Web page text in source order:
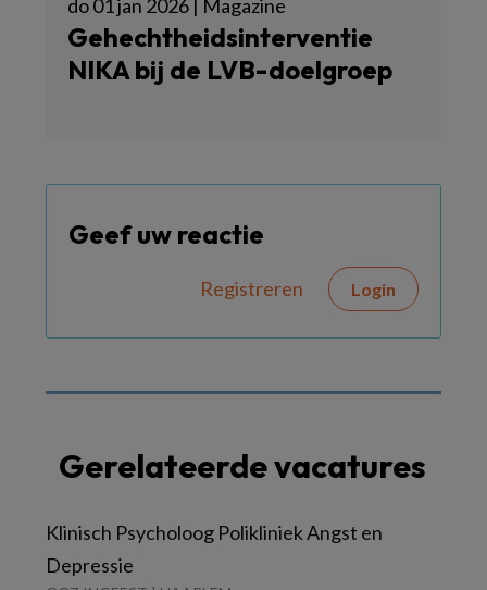
do 01 jan 2026 | Magazine
Gehechtheidsinterventie
NIKA bij de LVB-doelgroep
Geef uw reactie
Registreren Login
Gerelateerde vacatures
Klinisch Psycholoog Polikliniek Angst en
Depressie